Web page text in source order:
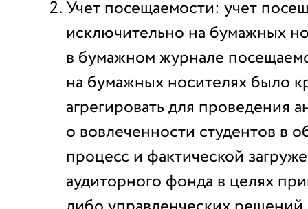
Учет посещаемости: учет
исключительно на бумажных
в бумажном журнале
на бумажных носителях было
агрегировать для проведения
о вовлеченности студентов в
процесс и фактической
аудиторного фонда в целях